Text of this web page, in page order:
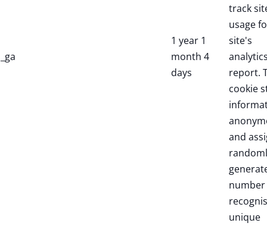
_ga
1 year 1
month 4
days
track
usage
site's
report.
cookie
and
unique